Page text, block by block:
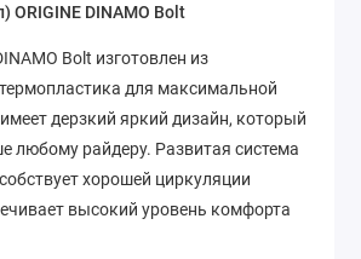
ORIGINE DINAMO Bolt
Bolt изготовлен из
для максимальной
дерзкий яркий дизайн, который
любому райдеру. Развитая система
хорошей циркуляции
высокий уровень комфорта